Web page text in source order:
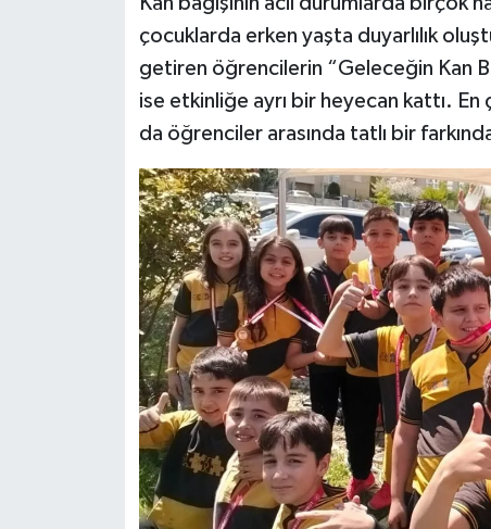
çocuklarda erken yaşta duyarlılık
getiren öğrencilerin “Geleceğin Kan
ise etkinliğe ayrı bir heyecan kattı. En
da öğrenciler arasında tatlı bir